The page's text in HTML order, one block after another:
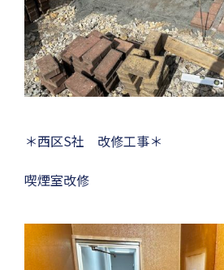
＊西区S社 改修工事＊
喫煙室改修